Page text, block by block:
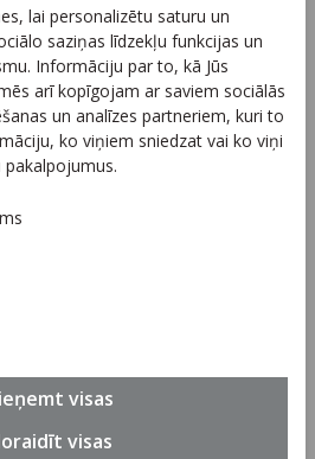
lai personalizētu saturu un
saziņas līdzekļu funkcijas un
Informāciju par to, kā Jūs
arī kopīgojam ar saviem sociālās
un analīzes partneriem, kuri to
ko viņiem sniedzat vai ko viņi
visas
visas
Pieteikties